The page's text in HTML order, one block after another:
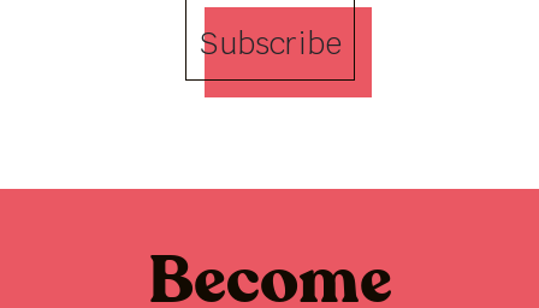
Subscribe
Become